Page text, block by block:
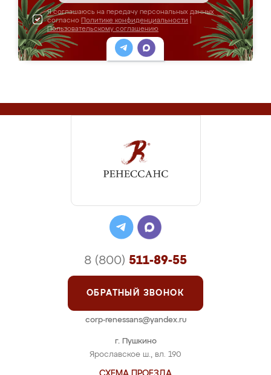
Я соглашаюсь на передачу персональных данных
согласно Политике конфиденциальности
Пользовательскому соглашению
г. Пушкино
Ярославское ш., вл. 190
8 (800) 511-89-55
ОБРАТНЫЙ ЗВОНОК
corp-renessans@yandex.ru